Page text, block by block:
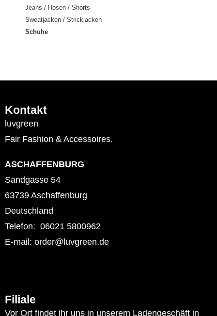
Jeans / Hosen / Shorts
Sweatjacken / Strickjacken
Schuhe
Kontakt
luvgreen
Fair Fashion & Accessoires.
ASCHAFFENBURG
Sandgasse 54
63739 Aschaffenburg
Deutschland
Telefon: 06021 5800962
E-mail: order@luvgreen.de
Filiale
Vor Ort findet ihr uns in unserem Ladengeschäft in